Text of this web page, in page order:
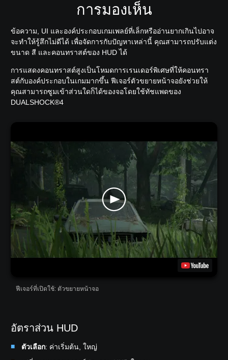
การมองเห็น
ข้อความ, UI และองค์ประกอบเกมเพลย์ที่เล็กหรืออ่านยากเกินไปอาจ
จะทำให้รู้สึกไม่ดีได้ เพื่อจัดการกับปัญหาเหล่านี้ คุณสามารถปรับแต่ง
ขนาด สี และคอนทราสต์ของ HUD ได้
การแสดงคอนทราสต์สูงเป็นโหมดการเรนเดอร์พิเศษที่ให้คอนทรา
สต์กับองค์ประกอบในเกมมากขึ้น ฟีเจอร์ตัวขยายหน้าจอยังช่วยให้
คุณสามารถซูมเข้าส่วนใดก็ได้ของจอโดยใช้ทัชแพดของ
DUALSHOCK®4
ฟีเจอร์ที่เปิดใช้: ตัวขยายหน้าจอ
อัตราส่วน HUD
ตัวเลือก: ค่าเริ่มต้น, ใหญ่